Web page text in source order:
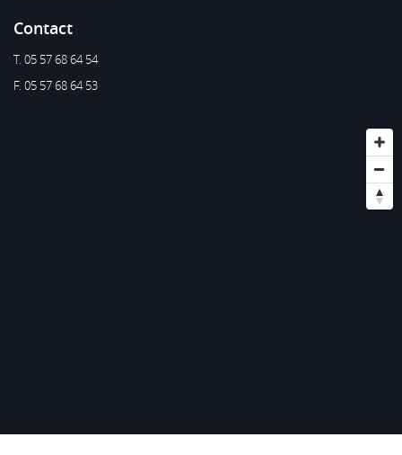
Contact
T. 05 57 68 64 54
F. 05 57 68 64 53